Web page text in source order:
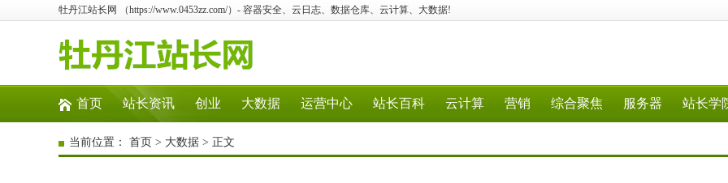
牡丹江站长网 （https://www.0453zz.com/）- 容器安全、云日志、数据仓库、云计算、大数据!
首页 站长资讯 创业 大数据 运营中心 站长百科 云计算 营销 综合聚焦 服务器 站长学
当前位置： 首页 > 大数据 > 正文